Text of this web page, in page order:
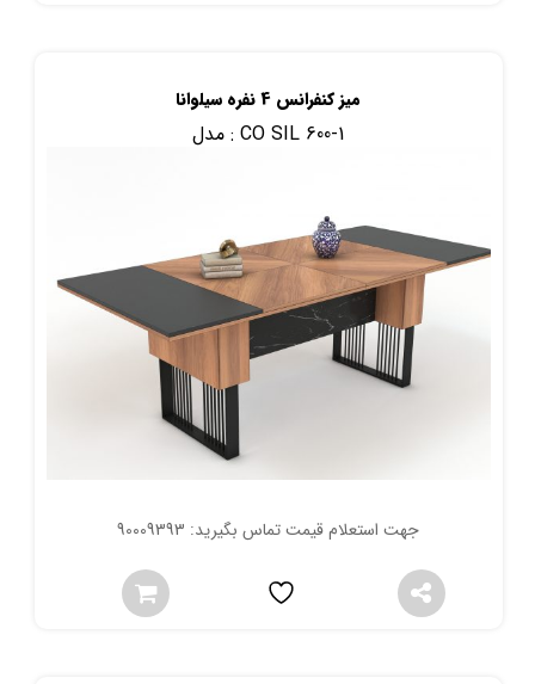
میز کنفرانس 4 نفره سیلوانا
مدل :CO SIL 600-1
جهت استعلام قیمت تماس بگیرید: 90009393